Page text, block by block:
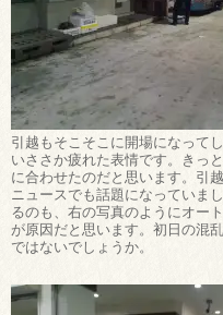
引越もそこそこに開場になって
いささか疲れた表情です。きっ
に合わせたのだと思います。引
ニュースでも話題になっていま
るのも、右の写真のようにオー
が原因だと思います。初日の混
ではないでしょうか。